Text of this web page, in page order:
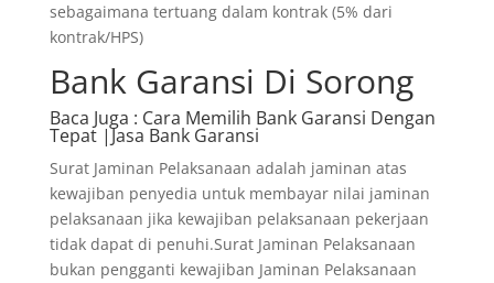
sebagaimana tertuang dalam kontrak (5% dari
kontrak/HPS)
Bank Garansi Di Sorong
Baca Juga : Cara Memilih Bank Garansi Dengan
Tepat |Jasa Bank Garansi
Surat Jaminan Pelaksanaan adalah jaminan atas
kewajiban penyedia untuk membayar nilai jaminan
pelaksanaan jika kewajiban pelaksanaan pekerjaan
tidak dapat di penuhi.Surat Jaminan Pelaksanaan
bukan pengganti kewajiban Jaminan Pelaksanaan